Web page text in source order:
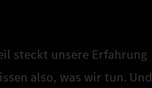
steckt unsere Erfahrung
also, was wir tun. Und